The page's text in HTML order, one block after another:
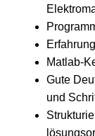
Matlab-
Gute
und